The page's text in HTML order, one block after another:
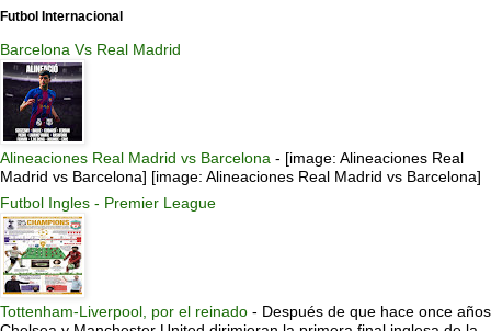
Futbol Internacional
Barcelona Vs Real Madrid
Alineaciones Real Madrid vs Barcelona - [image: Alineaciones Real
Madrid vs Barcelona] [image: Alineaciones Real Madrid vs Barcelona]
Futbol Ingles - Premier League
Tottenham-Liverpool, por el reinado - Después de que hace once años